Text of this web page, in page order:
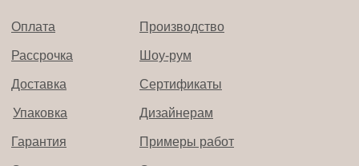
Примеры работ
Сертификаты
Дизайнерам
Производство
Оплата
Упаковка
Гарантия
Доставка
Шоу-рум
Рассрочка